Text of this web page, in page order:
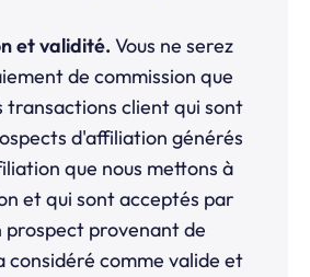
et validité. Vous ne serez
de commission que
transactions client qui sont
d'affiliation générés
que nous mettons à
et qui sont acceptés par
prospect provenant de
considéré comme valide et